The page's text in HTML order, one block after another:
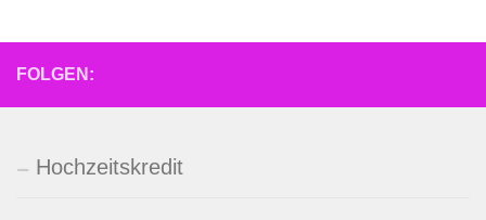
FOLGEN:
Hochzeitskredit